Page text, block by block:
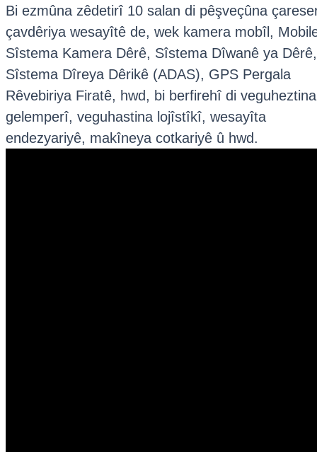
Bi ezmûna zêdetirî 10 salan di pêşveçûna
çavdêriya wesayîtê de, wek kamera mobîl,
Sîstema Kamera Dêrê, Sîstema Dîwanê ya Dêrê,
Sîstema Dîreya Dêrikê (ADAS), GPS Pergala
Rêvebiriya Firatê, hwd, bi berfirehî di veguheztina
gelemperî, veguhastina lojîstîkî, wesayîta
endezyariyê, makîneya cotkariyê û hwd.